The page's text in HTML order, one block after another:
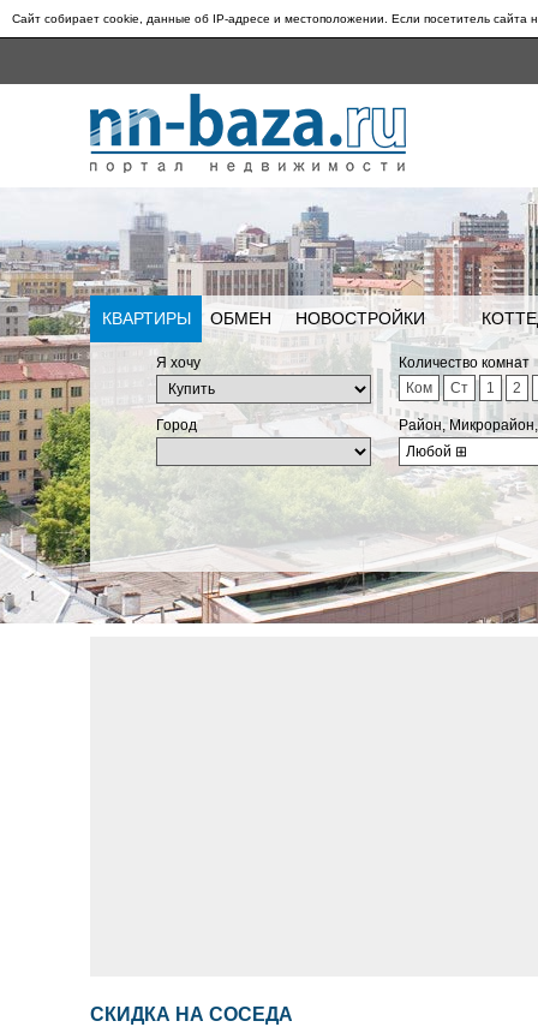
Сайт собирает cookie, данные об IP-адресе и местоположении. Если посетитель сайта
КВАРТИРЫ ОБМЕН НОВОСТРОЙКИ
Я хочу
Количество комнат
Ком
Ст 1 2
Город
Район,
Любой ⊞
СКИДКА НА СОСЕДА